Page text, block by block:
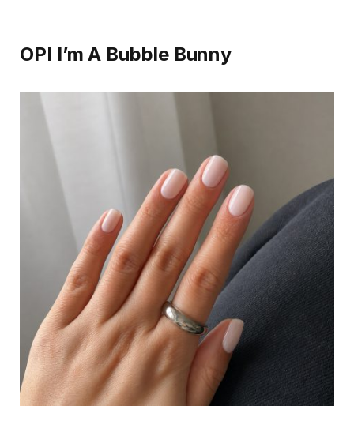
OPI I’m A Bubble Bunny